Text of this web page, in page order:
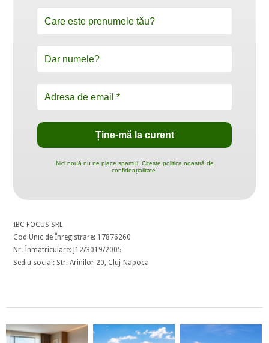
Nici nouă nu ne place spamul! Citește politica noastră de
confidențialitate.
IBC FOCUS SRL
Cod Unic de Înregistrare: 17876260
Nr. Înmatriculare: J12/3019/2005
Sediu social: Str. Arinilor 20, Cluj-Napoca